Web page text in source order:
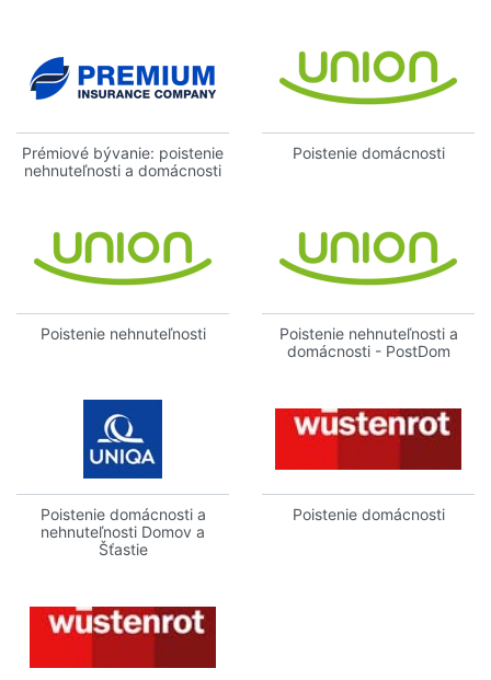
Prémiové bývanie: poistenie
nehnuteľnosti a domácnosti
Poistenie domácnosti
Poistenie nehnuteľnosti
Poistenie nehnuteľnosti a
domácnosti - PostDom
Poistenie domácnosti a
nehnuteľnosti Domov a
Šťastie
Poistenie domácnosti